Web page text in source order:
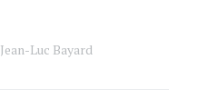
Jean-Luc Bayard